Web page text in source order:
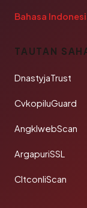
Bahasa
TAUTAN
DnastyjaTrust
CvkopiluGuard
AngklwebScan
ArgapuriSSL
CltconliScan